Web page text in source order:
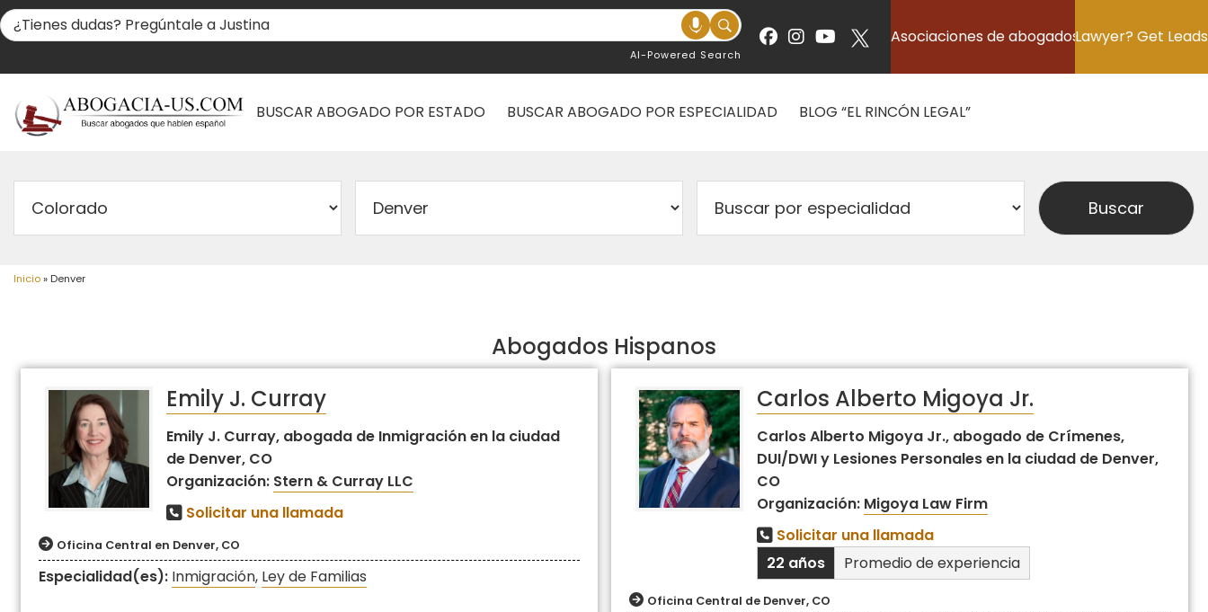
AI-Powered Search
Asociaciones de abogadosLawyer? Get Leads
BUSCAR ABOGADO POR ESTADO BUSCAR ABOGADO POR ESPECIALIDAD BLOG “EL RINCÓN LEGAL”
Inicio» Denver
Abogados Hispanos
Emily J. Curray
Emily J. Curray, abogada de Inmigración en la ciudad
de Denver, CO
Organización: Stern & Curray LLC
Solicitar una llamada
Oficina Central en Denver, CO
Especialidad(es): Inmigración, Ley de Familias
Carlos Alberto Migoya Jr.
Carlos Alberto Migoya Jr., abogado de Crímenes,
DUI/DWI y Lesiones Personales en la ciudad de Denver,
CO
Organización: Migoya Law Firm
Solicitar una llamada
22 años
Promedio de experiencia
Oficina Central de Denver, CO